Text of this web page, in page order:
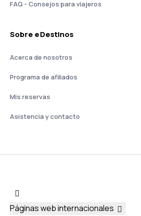
FAQ - Consejos para viajeros
Sobre eDestinos
Acerca de nosotros
Programa de afiliados
Mis reservas
Asistencia y contacto
Páginas web internacionales